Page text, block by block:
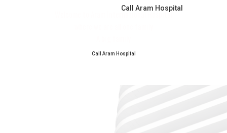
Call Aram Hospital
Welcome to Aram International Hospital
Call Aram Hospital